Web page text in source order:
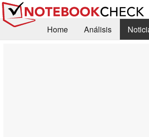
Home Análisis